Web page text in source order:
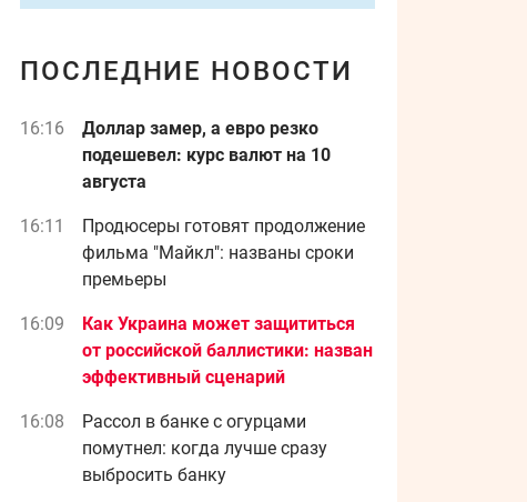
ПОСЛЕДНИЕ НОВОСТИ
16:16
Доллар замер, а евро резко
подешевел: курс валют на 10
августа
16:11
Продюсеры готовят продолжение
фильма "Майкл": названы сроки
премьеры
16:09
Как Украина может защититься
от российской баллистики: назван
эффективный сценарий
16:08
Рассол в банке с огурцами
помутнел: когда лучше сразу
выбросить банку